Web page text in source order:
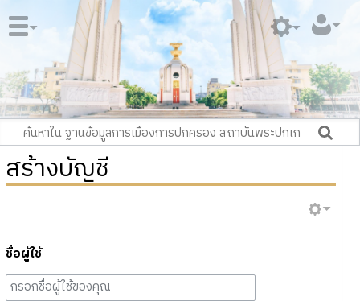
สร้างบัญชี
ชื่อผู้ใช้